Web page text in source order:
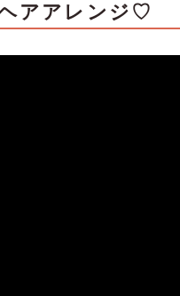
アアレンジ♡